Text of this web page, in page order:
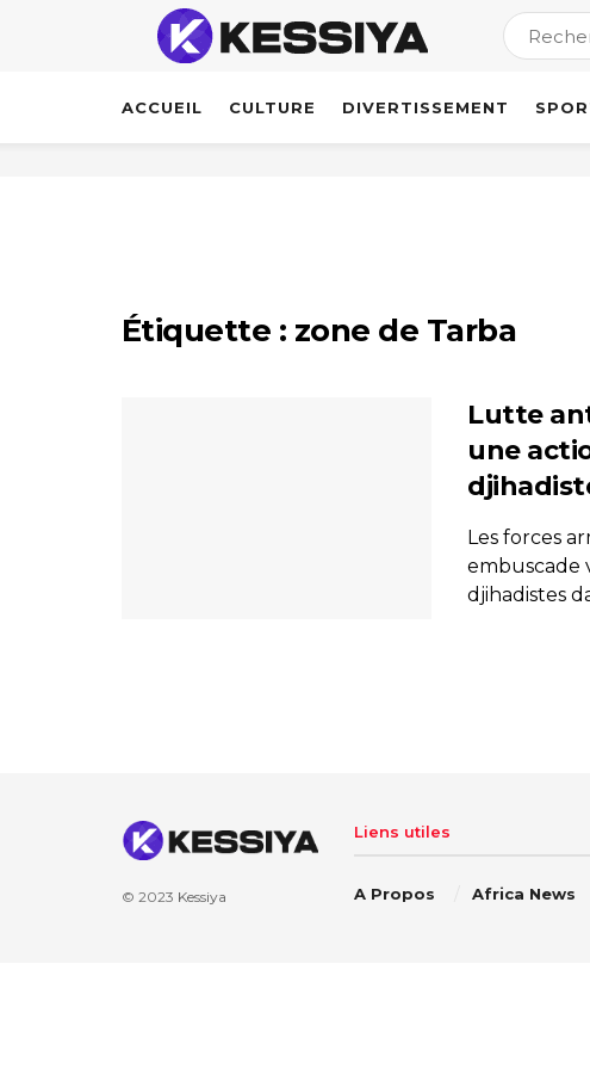
ACCUEIL CULTURE DIVERTISSEMENT
Étiquette : zone de Tarba
Lutte
une
Les forces
embuscade
djihadistes
© 2023 Kessiya
Liens utiles
A Propos Africa News